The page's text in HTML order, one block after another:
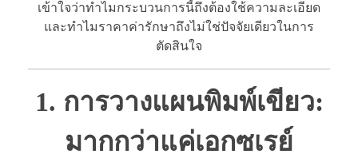
เข้าใจว่าทำไมกระบวนการนี้ถึงต้องใช้ความละเอียด
และทำไมราคาค่ารักษาถึงไม่ใช่ปัจจัยเดียวในการ
ตัดสินใจ
1. การวางแผนพิมพ์เขียว:
มากกว่าแค่เอกซเรย์